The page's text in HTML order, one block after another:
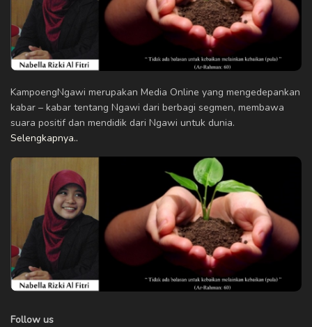
KampoengNgawi merupakan Media Online yang mengedepankan
kabar – kabar tentang Ngawi dari berbagi segmen, membawa
suara positif dan mendidik dari Ngawi untuk dunia.
Selengkapnya..
Follow us